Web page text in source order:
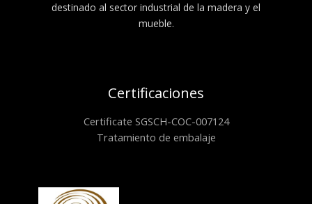
destinado al sector industrial de la madera y el
mueble.
Certificaciones
Certificate SGSCH-COC-007124
Tratamiento de embalaje